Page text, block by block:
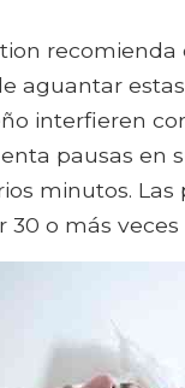
aguantar
interfieren
pausas en
minutos.
o más veces